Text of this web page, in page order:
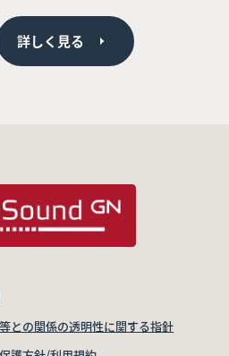
詳しく見る
との関係の透明性に関する指針